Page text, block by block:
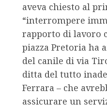
aveva chiesto al
“interrompere
rapporto di lavoro
piazza Pretoria ha
del canile di via
ditta del tutto
Ferrara – che
assicurare un